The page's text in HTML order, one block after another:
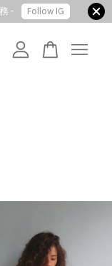
- Follow IG
的。